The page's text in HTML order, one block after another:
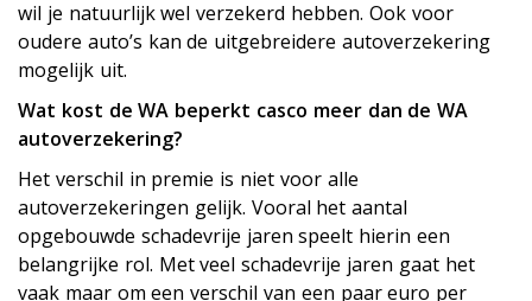
wil je natuurlijk wel verzekerd hebben. Ook voor
oudere auto’s kan de uitgebreidere autoverzekering
mogelijk uit.
Wat kost de WA beperkt casco meer dan de WA
autoverzekering?
Het verschil in premie is niet voor alle
autoverzekeringen gelijk. Vooral het aantal
opgebouwde schadevrije jaren speelt hierin een
belangrijke rol. Met veel schadevrije jaren gaat het
vaak maar om een verschil van een paar euro per